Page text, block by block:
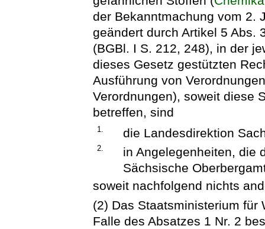
der Bekanntmachung vom 2.
geändert durch Artikel 5 Abs.
(BGBl. I S. 212, 248), in der
dieses Gesetz gestützten
Ausführung von
Verordnungen), soweit diese
betreffen, sind
1. die Landesdirektion
2.
in Angelegenheiten, die
Sächsische
soweit nachfolgend nichts
(2) Das Staatsministerium für
Falle des Absatzes 1 Nr. 2